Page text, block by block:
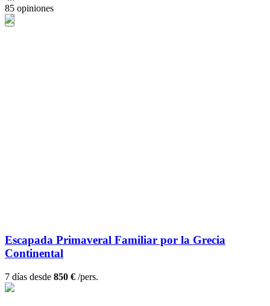
85 opiniones
Escapada Primaveral Familiar por la Grecia
Continental
7 días desde 850 € /pers.